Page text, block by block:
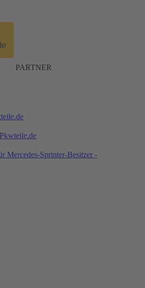
PARTNER